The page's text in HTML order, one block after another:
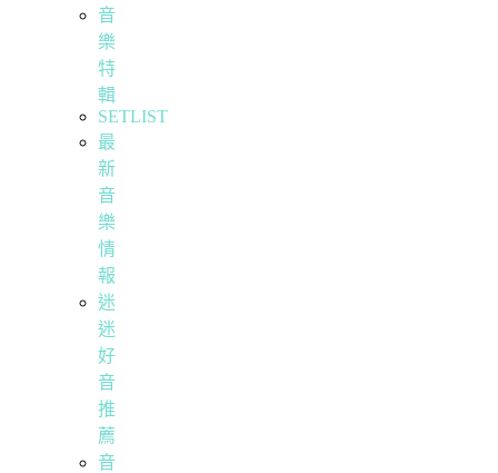
音
樂
特
輯
SETLIST
最
新
音
樂
情
報
迷
迷
好
音
推
薦
音